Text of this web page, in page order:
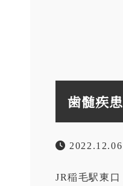
歯髄疾
2022.12.06
JR稲毛駅東